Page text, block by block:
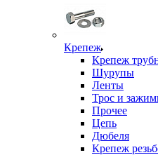
Крепеж
Крепеж
Шурупы
Ленты
Трос и
Прочее
Цепь
Дюбеля
Крепеж